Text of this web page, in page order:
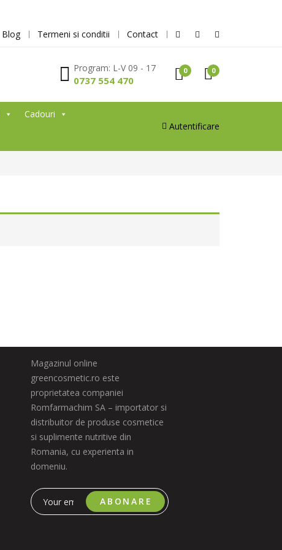
Blog Termeni si conditii Contact
Program: L-V 09 - 17
0737 554 470
0 0
Cadouri
Autentificare
Magazinul online
greencosmetic.ro este
proprietatea companiei
Romfarmachim SA – importator si
distribuitor de produse cosmetice
si suplimente nutritive din
Romania, cu experienta in
domeniu.
ABONARE